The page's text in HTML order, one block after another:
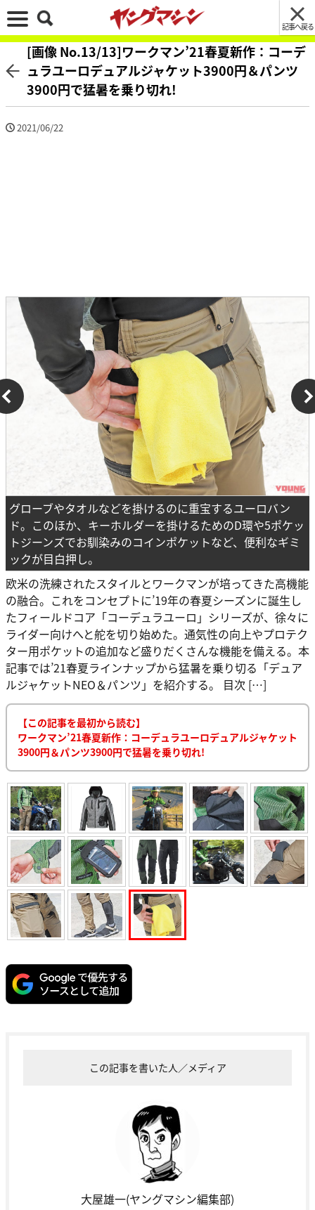
記事へ戻る
[画像 No.13/13]ワークマン’21春夏新作：コーデ
ュラユーロデュアルジャケット3900円＆パンツ
3900円で猛暑を乗り切れ!
2021/06/22
グローブやタオルなどを掛けるのに重宝するユーロバン
ド。このほか、キーホルダーを掛けるためのD環や5ポケッ
トジーンズでお馴染みのコインポケットなど、便利なギミ
ックが目白押し。
欧米の洗練されたスタイルとワークマンが培ってきた高機能
の融合。これをコンセプトに’19年の春夏シーズンに誕生し
たフィールドコア「コーデュラユーロ」シリーズが、徐々に
ライダー向けへと舵を切り始めた。通気性の向上やプロテク
ター用ポケットの追加など盛りだくさんな機能を備える。本
記事では’21春夏ラインナップから猛暑を乗り切る「デュア
ルジャケットNEO＆パンツ」を紹介する。 目次 […]
【この記事を最初から読む】
ワークマン’21春夏新作：コーデュラユーロデュアルジャケット
3900円＆パンツ3900円で猛暑を乗り切れ!
この記事を書いた人／メディア
大屋雄一(ヤングマシン編集部)